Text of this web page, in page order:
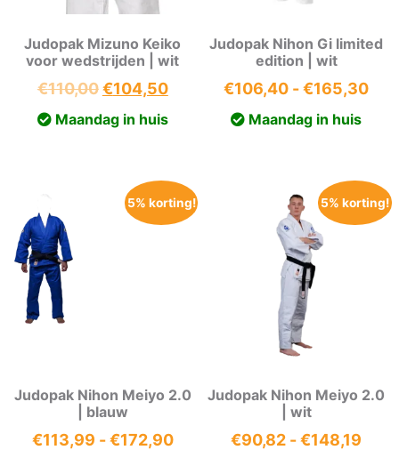
Judopak Mizuno Keiko
voor wedstrijden | wit
€110,00Oorspronkelijke
prijs
€104,50Huidige
Maandag in huis
Judopak Nihon Gi limited
edition | wit
€106,40 -€165,30
Maandag in huis
5% korting!
Judopak Nihon Meiyo 2.0
| blauw
€113,99 -€172,90Prijsklasse:
5% korting!
Judopak Nihon Meiyo 2.0
| wit
€90,82 -€148,19